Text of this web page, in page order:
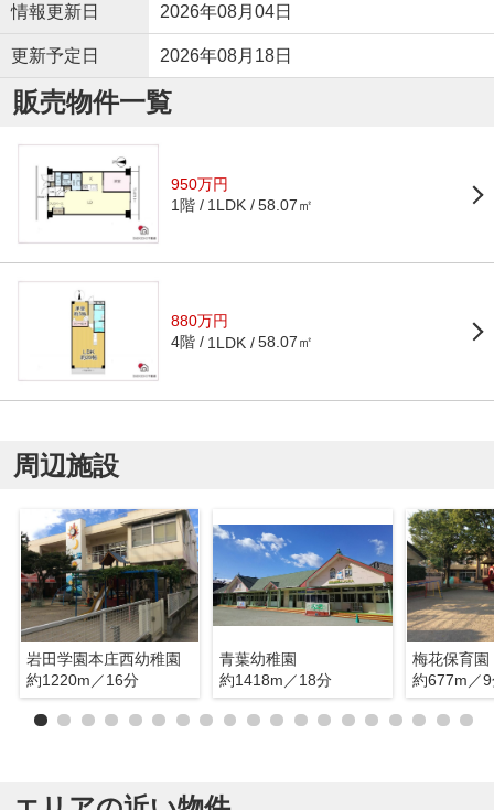
情報更新日 2026年08月04日
更新予定日 2026年08月18日
販売物件一覧
950万円
1階 1LDK 58.07㎡
880万円
4階 1LDK 58.07㎡
周辺施設
岩田学園本庄西幼稚園
約1220m／16分
青葉幼稚園
約1418m／18分
梅花保育園
約677m／